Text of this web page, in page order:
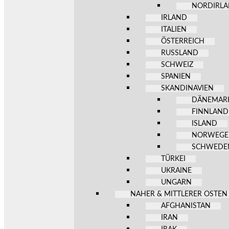
IRLAND
ITALIEN
ÖSTERREICH
RUSSLAND
SCHWEIZ
SPANIEN
SKANDINAVIEN
FINNLAND
ISLAND
TÜRKEI
UKRAINE
UNGARN
NAHER & MITTLERER OSTEN
AFGHANISTAN
IRAN